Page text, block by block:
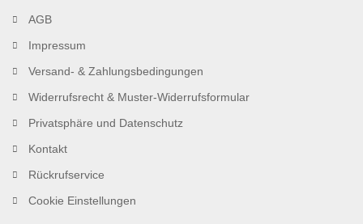
AGB
Impressum
Versand- & Zahlungsbedingungen
Widerrufsrecht & Muster-Widerrufsformular
Privatsphäre und Datenschutz
Kontakt
Rückrufservice
Cookie Einstellungen